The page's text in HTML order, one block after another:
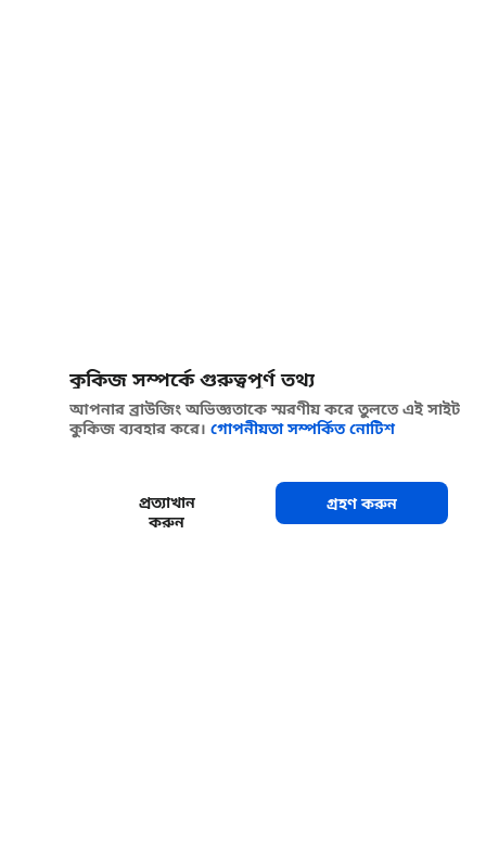
কুকিজ সম্পর্কে গুরুত্বপূর্ণ তথ্য
আপনার ব্রাউজিং অভিজ্ঞতাকে স্মরণীয় করে তুলতে এই সাইট
কুকিজ ব্যবহার করে। গোপনীয়তা সম্পর্কিত নোটিশ
প্রত্যাখান
করুন
গ্রহণ করুন